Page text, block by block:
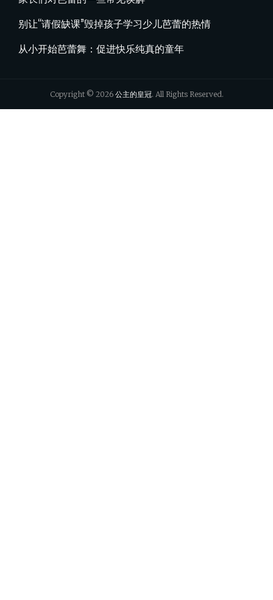
别让“请假缺课”毁掉孩子学习少儿芭蕾的热情
从小开始芭蕾舞：促进快乐纯真的童年
Copyright © 2026 公主的皇冠. All Rights Reserved.